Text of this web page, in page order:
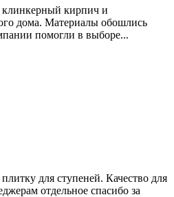
кирпич и
дома. Материалы обошлись
помогли в выборе...
для ступеней. Качество для
отдельное спасибо за